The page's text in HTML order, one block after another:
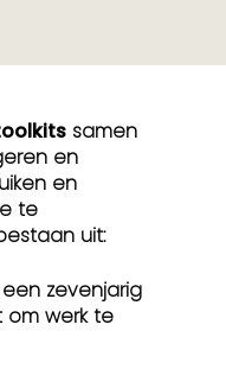
samen
en
en
te
uit:
zevenjarig
werk te